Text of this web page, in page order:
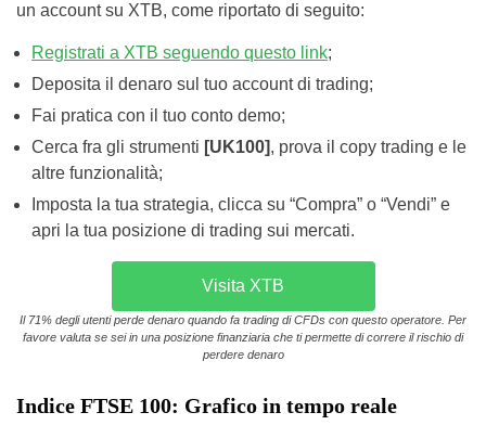
un account su XTB, come riportato di seguito:
Registrati a XTB seguendo questo link;
Deposita il denaro sul tuo account di trading;
Fai pratica con il tuo conto demo;
Cerca fra gli strumenti [UK100], prova il copy trading e le
altre funzionalità;
Imposta la tua strategia, clicca su “Compra” o “Vendi” e
apri la tua posizione di trading sui mercati.
Visita XTB
Il 71% degli utenti perde denaro quando fa trading di CFDs con questo operatore. Per
favore valuta se sei in una posizione finanziaria che ti permette di correre il rischio di
perdere denaro
Indice FTSE 100: Grafico in tempo reale